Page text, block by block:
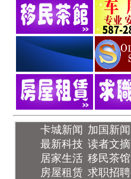
卡城新闻 加国新闻
最新科技 读者文摘
居家生活 移民茶馆
房屋租赁 求职招聘